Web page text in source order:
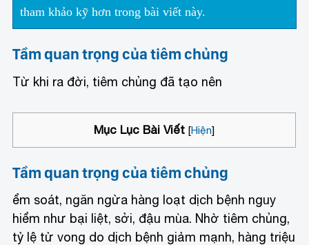
tham khảo kỹ hơn trong bài viết này.
Tầm quan trọng của tiêm chủng
Từ khi ra đời, tiêm chủng đã tạo nên
Mục Lục Bài Viết [Hiện]
Tầm quan trọng của tiêm chủng
ểm soát, ngăn ngừa hàng loạt dịch bệnh nguy
hiểm như bại liệt, sởi, đậu mùa. Nhờ tiêm chủng,
tỷ lệ tử vong do dịch bệnh giảm mạnh, hàng triệu